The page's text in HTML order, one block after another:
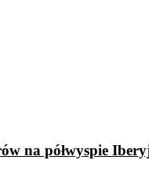
na półwyspie